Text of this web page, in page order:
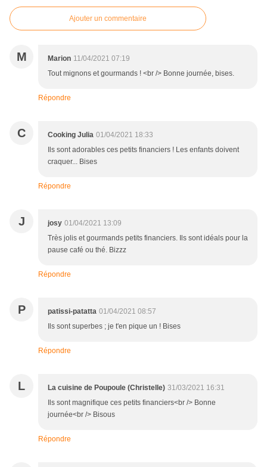
Ajouter un commentaire
M Marion 11/04/2021 07:19
Tout mignons et gourmands ! <br /> Bonne journée, bises.
Répondre
C Cooking Julia 01/04/2021 18:33
Ils sont adorables ces petits financiers ! Les enfants doivent
craquer... Bises
Répondre
J josy 01/04/2021 13:09
Très jolis et gourmands petits financiers. Ils sont idéals pour la
pause café ou thé. Bizzz
Répondre
P patissi-patatta 01/04/2021 08:57
Ils sont superbes ; je t'en pique un ! Bises
Répondre
L La cuisine de Poupoule (Christelle) 31/03/2021 16:31
Ils sont magnifique ces petits financiers<br /> Bonne
journée<br /> Bisous
Répondre